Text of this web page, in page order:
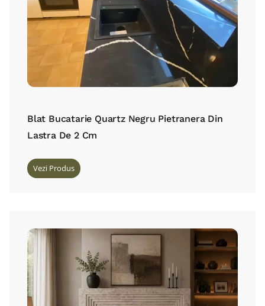
Blat Bucatarie Quartz Negru Pietranera Din
Lastra De 2 Cm
Vezi Produs